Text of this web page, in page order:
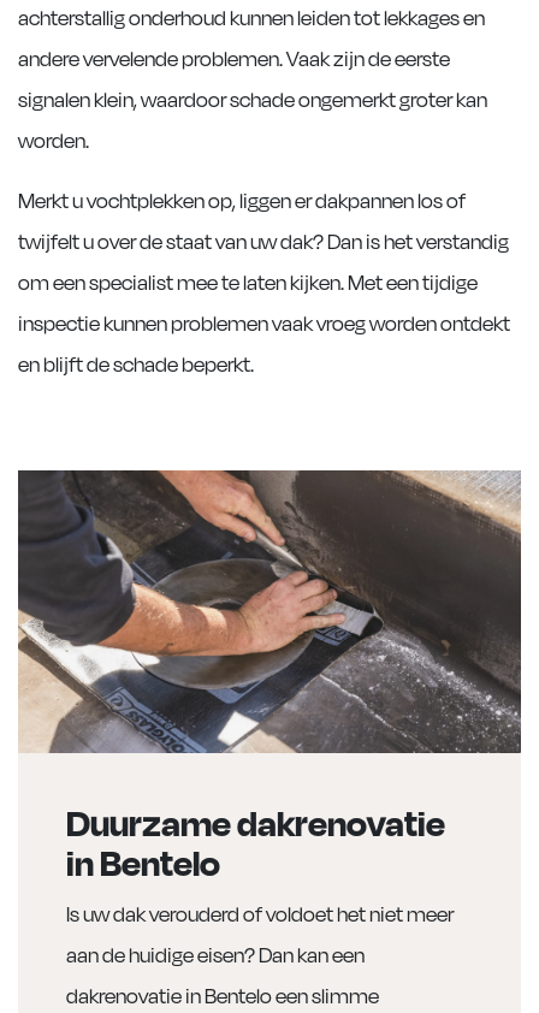
achterstallig onderhoud kunnen leiden tot lekkages en
andere vervelende problemen. Vaak zijn de eerste
signalen klein, waardoor schade ongemerkt groter kan
worden.
Merkt u vochtplekken op, liggen er dakpannen los of
twijfelt u over de staat van uw dak? Dan is het verstandig
om een specialist mee te laten kijken. Met een tijdige
inspectie kunnen problemen vaak vroeg worden ontdekt
en blijft de schade beperkt.
Duurzame dakrenovatie
in Bentelo
Is uw dak verouderd of voldoet het niet meer
aan de huidige eisen? Dan kan een
dakrenovatie in Bentelo een slimme